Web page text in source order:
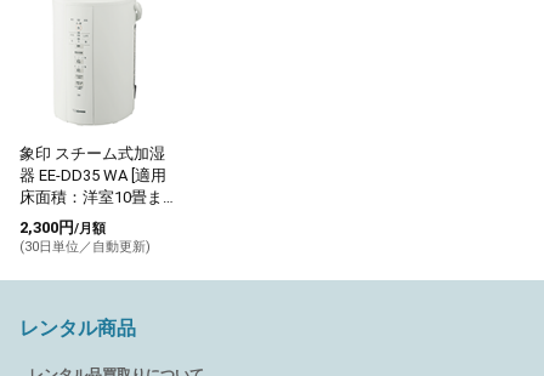
象印 スチーム式加湿
器 EE-DD35 WA [適用
床面積：洋室10畳ま
で] ホワイト
2,300円/月額
(30日単位／自動更新)
レンタル商品